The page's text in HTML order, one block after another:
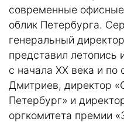
современные
облик Петербурга.
генеральный
представил летопись
с начала XX века и по
Дмитриев, директор
Петербург» и
оргкомитета премии